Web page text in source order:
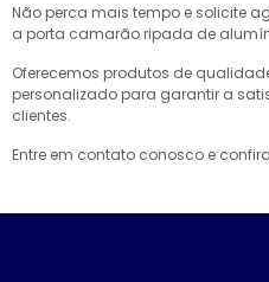
Não perca mais tempo e solicite
a porta camarão ripada de
Oferecemos produtos de
personalizado para garantir a
clientes.
Entre em contato conosco e